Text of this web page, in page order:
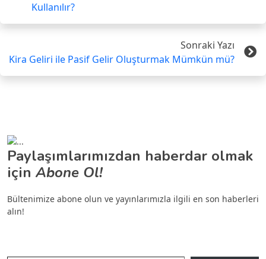
Kullanılır?
Sonraki Yazı
Kira Geliri ile Pasif Gelir Oluşturmak Mümkün mü?
Paylaşımlarımızdan haberdar olmak
için Abone Ol!
Bültenimize abone olun ve yayınlarımızla ilgili en son haberleri
alın!
E-postanızı yazın…